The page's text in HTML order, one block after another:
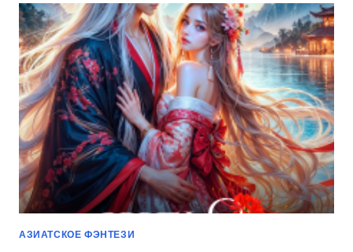
(ДАРЬЯ
ВУ)
АЗИАТСКОЕ ФЭНТЕЗИ